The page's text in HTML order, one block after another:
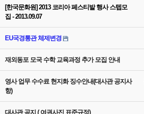
[한국문화원] 2013 코리아 페스티발 행사 스텝모
집 - 2013.09.07
EU국경통관 체제변경
재외동포 모국 수학 교육과정 추가 모집 안내
영사 업무 수수료 현지화 징수안내(대사관 공지사
항)
대사관 공지 ( 여권사진 표준규정)